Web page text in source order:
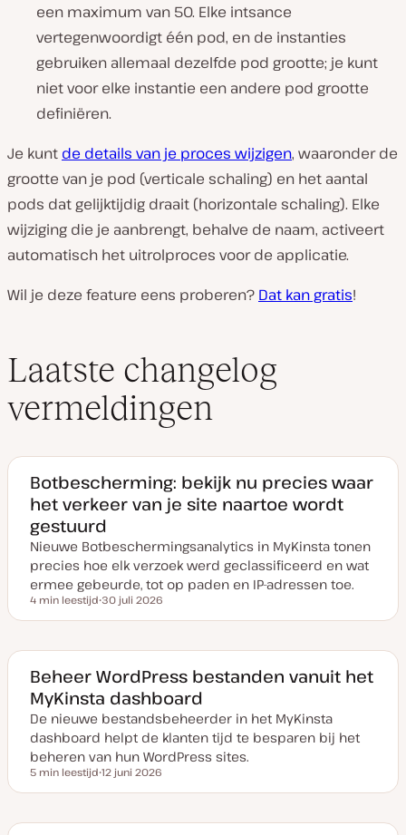
een maximum van 50. Elke intsance
vertegenwoordigt één pod, en de instanties
gebruiken allemaal dezelfde pod grootte; je kunt
niet voor elke instantie een andere pod grootte
definiëren.
Je kunt de details van je proces wijzigen, waaronder de
grootte van je pod (verticale schaling) en het aantal
pods dat gelijktijdig draait (horizontale schaling). Elke
wijziging die je aanbrengt, behalve de naam, activeert
automatisch het uitrolproces voor de applicatie.
Wil je deze feature eens proberen? Dat kan gratis!
Laatste changelog
vermeldingen
Botbescherming: bekijk nu precies waar
het verkeer van je site naartoe wordt
gestuurd
Nieuwe Botbeschermingsanalytics in MyKinsta tonen
precies hoe elk verzoek werd geclassificeerd en wat
ermee gebeurde, tot op paden en IP-adressen toe.
Leestijd
4 min leestijd
a
v
a
n
u
p
a
t
e
30 juli 2026
Beheer WordPress bestanden vanuit het
MyKinsta dashboard
De nieuwe bestandsbeheerder in het MyKinsta
dashboard helpt de klanten tijd te besparen bij het
beheren van hun WordPress sites.
Leestijd
5 min leestijd
a
12 juni 2026